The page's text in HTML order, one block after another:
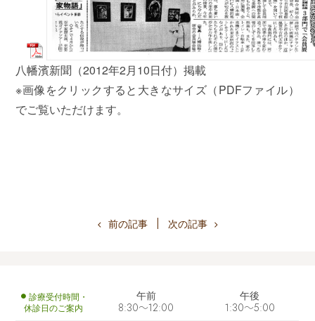
八幡濱新聞（2012年2月10日付）掲載
※画像をクリックすると大きなサイズ（PDFファイル）
でご覧いただけます。
前の記事 次の記事
診療受付時間・
休診日のご案内
午前
8:30～12:00
午後
1:30～5:00